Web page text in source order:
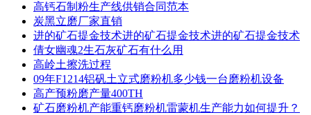
高钙石制粉生产线供销合同范本
炭黑立磨厂家直销
进的矿石提金技术进的矿石提金技术进的矿石提金技术
倩女幽魂2生石灰矿石有什么用
高岭土擦洗过程
09年F1214铝矾土立式磨粉机多少钱一台磨粉机设备
高产预粉磨产量400TH
矿石磨粉机产能重钙磨粉机雷蒙机生产能力如何提升？